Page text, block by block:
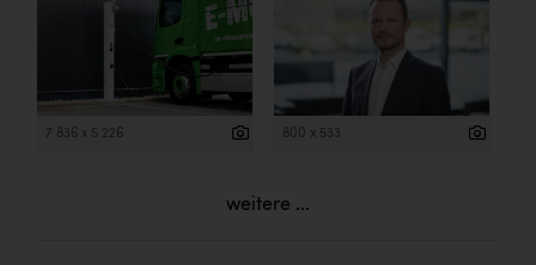
7 836 x 5 226 800 x 533
weitere ...